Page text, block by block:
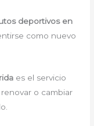
deportivos en
como nuevo
es el servicio
o cambiar